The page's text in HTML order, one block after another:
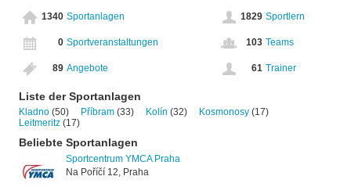
1340 Sportanlagen 1829 Sportlern
0 Sportveranstaltungen 103 Teams
89 Angebote 61 Trainer
Liste der Sportanlagen
Kladno (50) Příbram (33) Kolín (32) Kosmonosy (17)
Leitmeritz (17)
Beliebte Sportanlagen
Sportcentrum YMCA Praha
Na Poříčí 12, Praha